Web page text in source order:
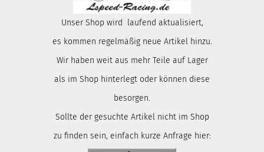
Unser Shop wird laufend aktualisiert,
es kommen regelmäßig neue Artikel hinzu.
Wir haben weit aus mehr Teile auf Lager
als im Shop hinterlegt oder können diese
besorgen.
Sollte der gesuchte Artikel nicht im Shop
zu finden sein, einfach kurze Anfrage hier: